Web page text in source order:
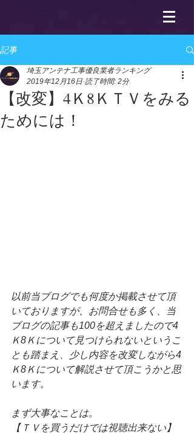
記事
【改変】4Ｋ8ＫＴＶをみる
ためには！
埼玉アンテナ工事優良業者ランキング
2019年12月16日 読了時間: 2分
以前当ブログでも何度か掲載させて頂
いておりますが、お問合せも多く、当
ブログの記事も100を超えましたので4
Ｋ8Ｋについて見つけられないというこ
とも踏まえ、少し内容を改変しながら4
Ｋ8Ｋについて解説させて頂こうかと思
います。
まず大事なことは。
【ＴＶを買うだけでは視聴出来ない】